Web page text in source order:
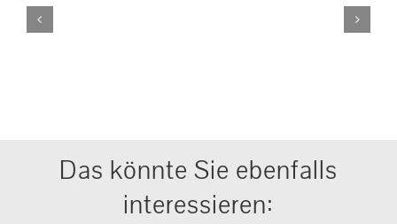
Das könnte Sie ebenfalls
interessieren: